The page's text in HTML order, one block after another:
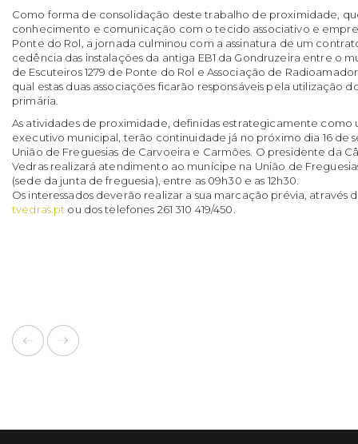
Como forma de consolidação deste trabalho de proximidade,
conhecimento e comunicação com o tecido associativo e
Ponte do Rol, a jornada culminou com a assinatura de um
cedência das instalações da antiga EB1 da Gondruzeira entre o
de Escuteiros 1279 de Ponte do Rol e Associação de
qual estas duas associações ficarão responsáveis pela utilização
primária.
As atividades de proximidade, definidas estrategicamente como
executivo municipal, terão continuidade já no próximo dia 16 de
União de Freguesias de Carvoeira e Carmões. O presidente da
Vedras realizará atendimento ao munícipe na União de
(sede da junta de freguesia), entre as 09h30 e as 12h30.
Os interessados deverão realizar a sua marcação prévia, através
tvedras.pt ou dos telefones 261 310 419/450.